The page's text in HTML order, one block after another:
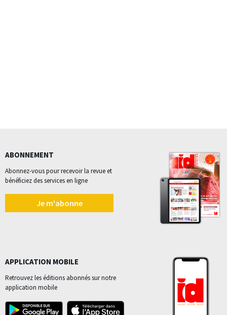
ABONNEMENT
Abonnez-vous pour recevoir la revue et
bénéficiez des services en ligne
Je m'abonne
APPLICATION MOBILE
Retrouvez les éditions abonnés sur notre
application mobile